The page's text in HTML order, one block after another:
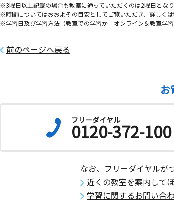
3歳～高校生
徳島県板野郡藍住町住吉藤ノ木１２－２
月
2歳～高校生
徳島県名西郡石井町藍畑高畑１３４１の４
※3曜日以上記載の場合も教室に通っていただくのは2曜日となり
※時間についてはおおよその目安としてご覧いただき、詳しく
※学習日及び学習方法（教室での学習か「オンライン＆教室学
前のページへ戻る
お
フリーダイヤル
0120-372-100
なお、フリーダイヤルが
近くの教室を案内して
学習に関するお問い合